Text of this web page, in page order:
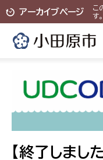
アーカイブページ
こ
す。
【終了しま